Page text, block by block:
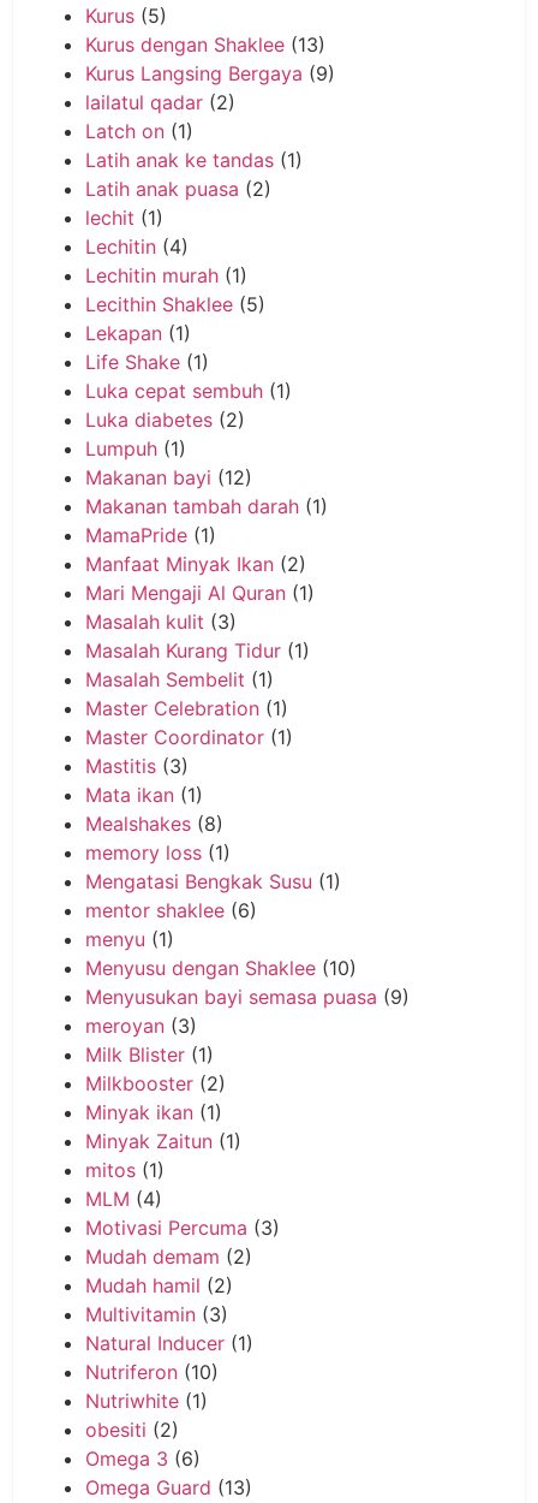
Kurus (5)
Kurus dengan Shaklee (13)
Kurus Langsing Bergaya (9)
lailatul qadar (2)
Latch on (1)
Latih anak ke tandas (1)
Latih anak puasa (2)
lechit (1)
Lechitin (4)
Lechitin murah (1)
Lecithin Shaklee (5)
Lekapan (1)
Life Shake (1)
Luka cepat sembuh (1)
Luka diabetes (2)
Lumpuh (1)
Makanan bayi (12)
Makanan tambah darah (1)
MamaPride (1)
Manfaat Minyak Ikan (2)
Mari Mengaji Al Quran (1)
Masalah kulit (3)
Masalah Kurang Tidur (1)
Masalah Sembelit (1)
Master Celebration (1)
Master Coordinator (1)
Mastitis (3)
Mata ikan (1)
Mealshakes (8)
memory loss (1)
Mengatasi Bengkak Susu (1)
mentor shaklee (6)
menyu (1)
Menyusu dengan Shaklee (10)
Menyusukan bayi semasa puasa (9)
meroyan (3)
Milk Blister (1)
Milkbooster (2)
Minyak ikan (1)
Minyak Zaitun (1)
mitos (1)
MLM (4)
Motivasi Percuma (3)
Mudah demam (2)
Mudah hamil (2)
Multivitamin (3)
Natural Inducer (1)
Nutriferon (10)
Nutriwhite (1)
obesiti (2)
Omega 3 (6)
Omega Guard (13)